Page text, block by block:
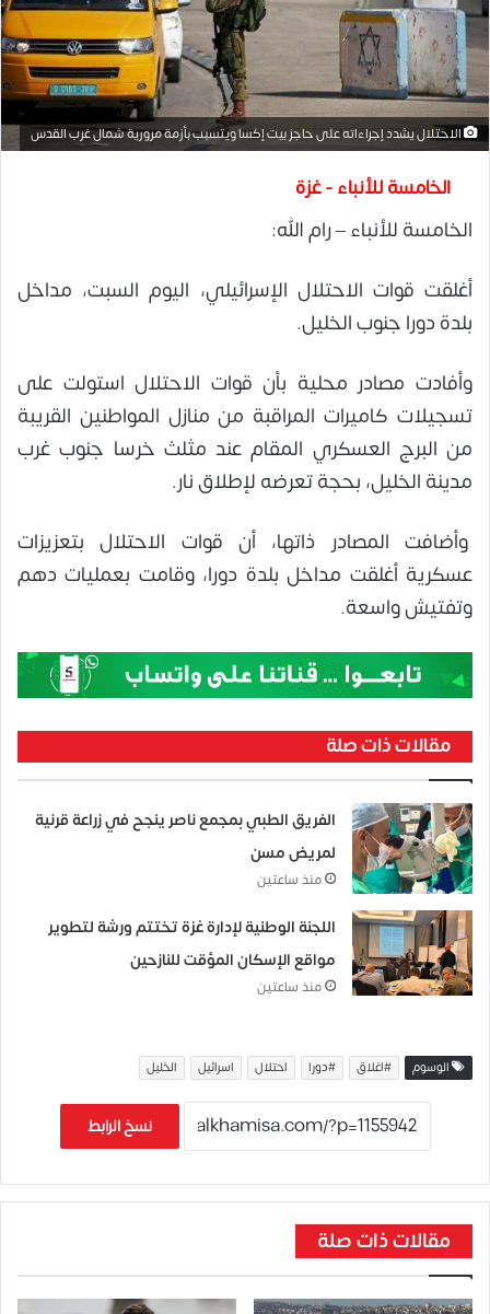
الاحتلال يشدد إجراءاته على حاجز بيت إكسا ويتسبب بأزمة مرورية شمال غرب القدس
الخامسة للأنباء - غزة
الخامسة للأنباء – رام الله:
أغلقت قوات الاحتلال الإسرائيلي، اليوم السبت، مداخل
بلدة دورا جنوب الخليل.
وأفادت مصادر محلية بأن قوات الاحتلال استولت على
تسجيلات كاميرات المراقبة من منازل المواطنين القريبة
من البرج العسكري المقام عند مثلث خرسا جنوب غرب
مدينة الخليل، بحجة تعرضه لإطلاق نار.
وأضافت المصادر ذاتها، أن قوات الاحتلال بتعزيزات
عسكرية أغلقت مداخل بلدة دورا، وقامت بعمليات دهم
وتفتيش واسعة.
مقالات ذات صلة
الفريق الطبي بمجمع ناصر ينجح في زراعة قرنية
لمريض مسن
منذ ساعتين
اللجنة الوطنية لإدارة غزة تختتم ورشة لتطوير
مواقع الإسكان المؤقت للنازحين
منذ ساعتين
الوسوم #اغلاق #دورا احتلال اسرائيل الخليل
نسخ الرابط
مقالات ذات صلة